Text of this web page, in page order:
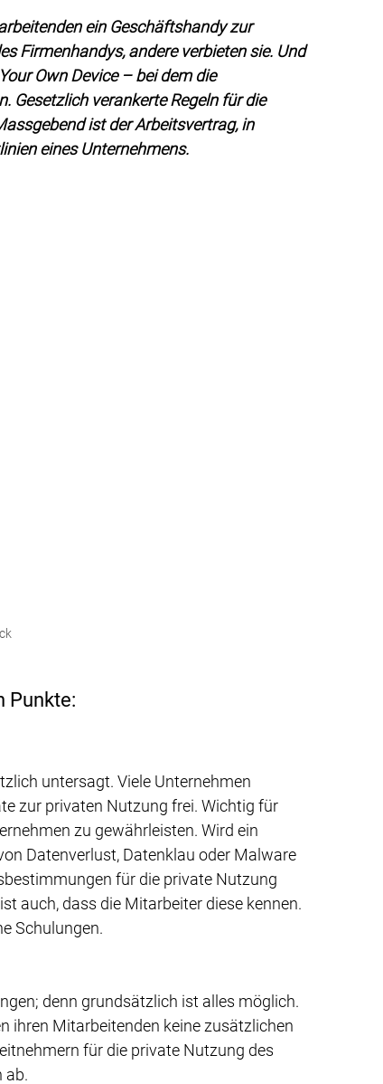
ein Geschäftshandy zur
Firmenhandys, andere verbieten sie. Und
Own Device – bei dem die
Gesetzlich verankerte Regeln für die
ist der Arbeitsvertrag, in
eines Unternehmens.
Punkte:
untersagt. Viele Unternehmen
zur privaten Nutzung frei. Wichtig für
zu gewährleisten. Wird ein
Datenverlust, Datenklau oder Malware
für die private Nutzung
auch, dass die Mitarbeiter diese kennen.
Schulungen.
denn grundsätzlich ist alles möglich.
ihren Mitarbeitenden keine zusätzlichen
für die private Nutzung des
ab.